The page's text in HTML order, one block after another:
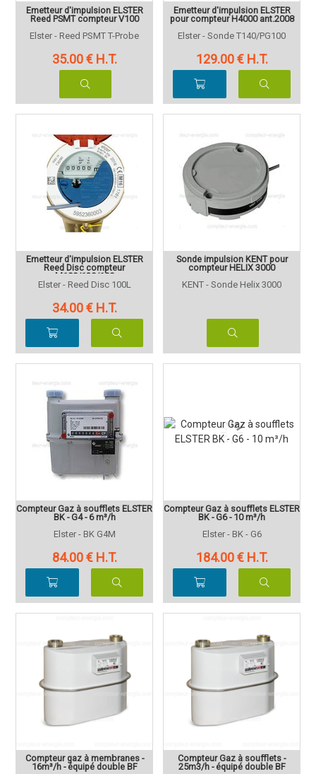
Emetteur d'impulsion ELSTER
Reed PSMT compteur V100
Elster - Reed PSMT T-Probe
35.00 € H.T.
Emetteur d'impulsion ELSTER
pour compteur H4000 ant.2008
Elster - Sonde T140/PG100
129.00 € H.T.
Emetteur d'impulsion ELSTER
Reed Disc compteur
M100/120/190
Elster - Reed Disc 100L
34.00 € H.T.
Sonde impulsion KENT pour
compteur HELIX 3000
KENT - Sonde Helix 3000
Compteur Gaz à soufflets ELSTER
BK - G4 - 6 m³/h
Elster - BK G4M
84.00 € H.T.
Compteur Gaz à soufflets ELSTER
BK - G6 - 10 m³/h
Elster - BK - G6
184.00 € H.T.
Compteur gaz à membranes -
16m³/h - équipé double BF
Compteur Gaz à soufflets -
25m3/h - équipé double BF